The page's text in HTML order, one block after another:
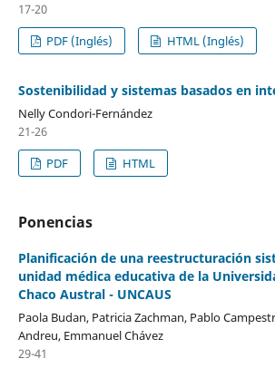
17-20
PDF (Inglés)
HTML (Inglés)
Sostenibilidad y sistemas basados en
Nelly Condori-Fernández
21-26
PDF
HTML
Ponencias
Planificación de una reestructuración
unidad médica educativa de la
Chaco Austral - UNCAUS
Paola Budan, Patricia Zachman, Pablo
Andreu, Emmanuel Chávez
29-41